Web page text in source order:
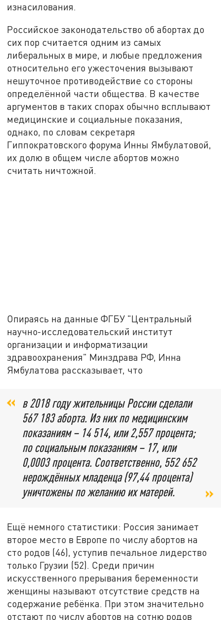
изнасилования.
Российское законодательство об абортах до
сих пор считается одним из самых
либеральных в мире, и любые предложения
относительно его ужесточения вызывают
нешуточное противодействие со стороны
определённой части общества. В качестве
аргументов в таких спорах обычно всплывают
медицинские и социальные показания,
однако, по словам секретаря
Гиппократовского форума Инны Ямбулатовой,
их долю в общем числе абортов можно
считать ничтожной.
Опираясь на данные ФГБУ "Центральный
научно-исследовательский институт
организации и информатизации
здравоохранения" Минздрава РФ, Инна
Ямбулатова рассказывает, что
в 2018 году жительницы России сделали
567 183 аборта. Из них по медицинским
показаниям – 14 514, или 2,557 процента;
по социальным показаниям – 17, или
0,0003 процента. Соответственно, 552 652
нерождённых младенца (97,44 процента)
уничтожены по желанию их матерей.
Ещё немного статистики: Россия занимает
второе место в Европе по числу абортов на
сто родов (46), уступив печальное лидерство
только Грузии (52). Среди причин
искусственного прерывания беременности
женщины называют отсутствие средств на
содержание ребёнка. При этом значительно
отстают по числу абортов на сотню родов